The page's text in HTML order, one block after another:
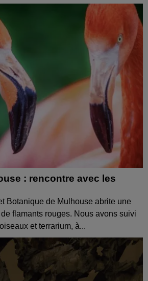
: rencontre avec les
Botanique de Mulhouse abrite une
flamants rouges. Nous avons suivi
et terrarium, à...